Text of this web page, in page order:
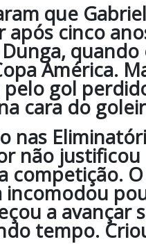
que
cinco
América.
gol
cara do
nas
não
competição.
incomodou
a avançar
tempo.